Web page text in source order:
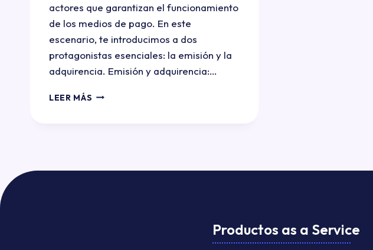
actores que garantizan el funcionamiento
de los medios de pago. En este
escenario, te introducimos a dos
protagonistas esenciales: la emisión y la
adquirencia. Emisión y adquirencia:…
LEER MÁS
Productos as a Service